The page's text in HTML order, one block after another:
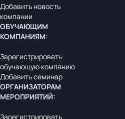
Добавить новость
компании
ОБУЧАЮЩИМ
КОМПАНИЯМ:
Зарегистрировать
обучающую компанию
Добавить семинар
ОРГАНИЗАТОРАМ
МЕРОПРИЯТИЙ:
Зарегистрировать